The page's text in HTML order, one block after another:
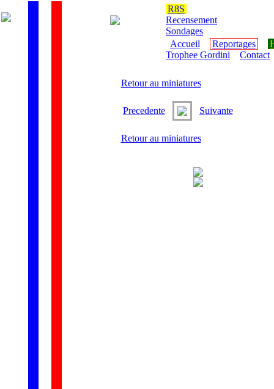
R8S
Recensement
Sondages
Accueil
Reportages
Trophee Gordini
Contact
Retour au miniatures
Precedente Suivante
Retour au miniatures